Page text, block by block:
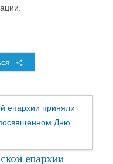
епархии